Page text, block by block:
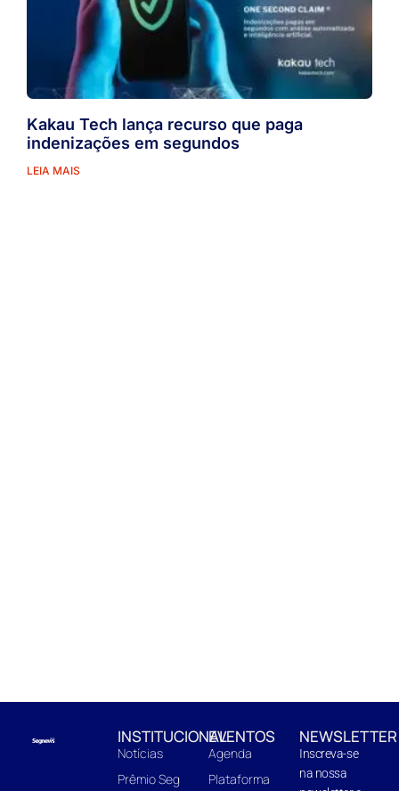
Kakau Tech lança recurso que paga
indenizações em segundos
LEIA MAIS
INSTITUCIONAL
Notícias
Prêmio Seg
EVENTOS
Agenda
Plataforma
NEWSLETTER
Inscreva-se
na nossa